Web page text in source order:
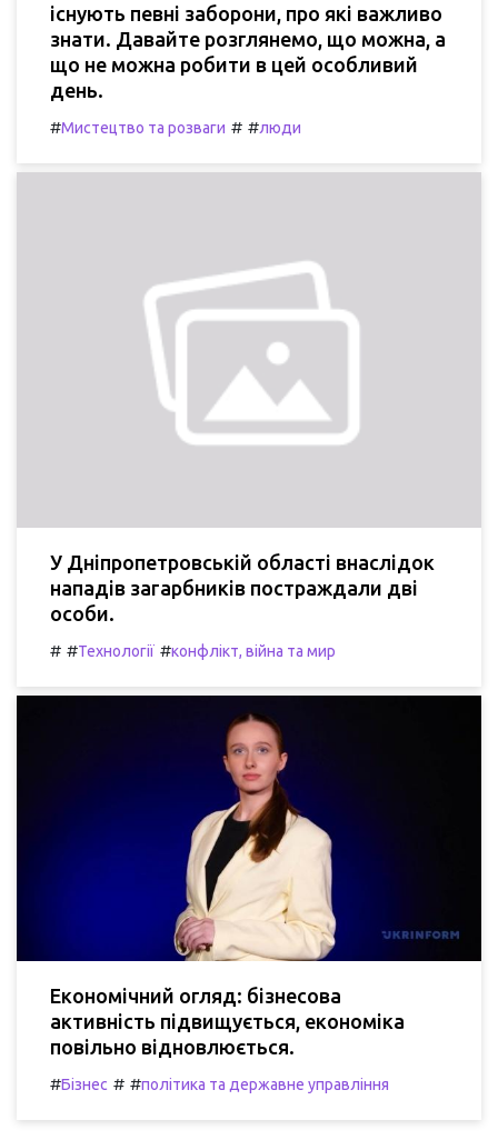
існують певні заборони, про які важливо
знати. Давайте розглянемо, що можна, а
що не можна робити в цей особливий
день.
#Мистецтво та розваги # #люди
У Дніпропетровській області внаслідок
нападів загарбників постраждали дві
особи.
# #Технології #конфлікт, війна та мир
Економічний огляд: бізнесова
активність підвищується, економіка
повільно відновлюється.
#Бізнес # #політика та державне управління